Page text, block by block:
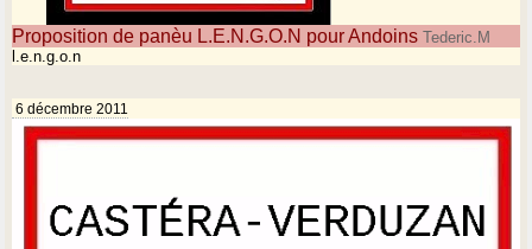
Proposition de panèu L.E.N.G.O.N pour Andoins Tederic.M
l.e.n.g.o.n
6 décembre 2011